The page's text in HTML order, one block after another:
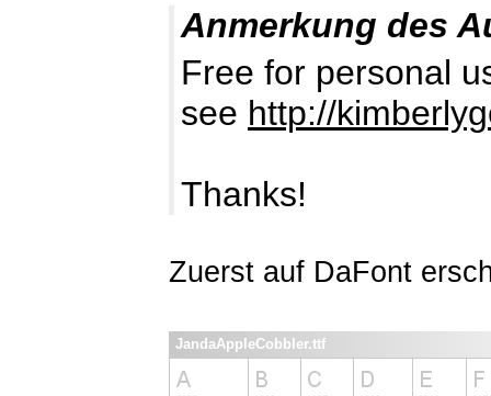
Anmerkung des
Free for personal
see http://
Thanks!
Zuerst auf DaFont
JandaAppleCobbler.ttf